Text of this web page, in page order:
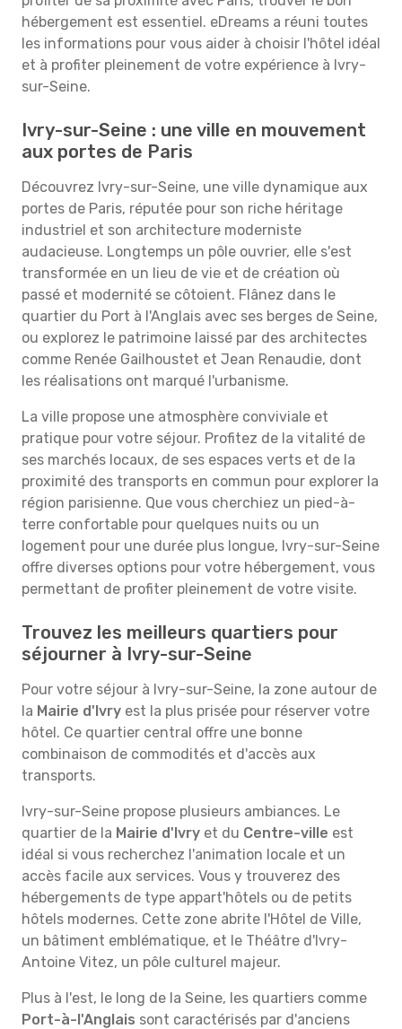
hébergement est essentiel. eDreams a réuni toutes
les informations pour vous aider à choisir l'hôtel idéal
et à profiter pleinement de votre expérience à Ivry-
sur-Seine.
Ivry-sur-Seine : une ville en mouvement
aux portes de Paris
Découvrez Ivry-sur-Seine, une ville dynamique aux
portes de Paris, réputée pour son riche héritage
industriel et son architecture moderniste
audacieuse. Longtemps un pôle ouvrier, elle s'est
transformée en un lieu de vie et de création où
passé et modernité se côtoient. Flânez dans le
quartier du Port à l'Anglais avec ses berges de Seine,
ou explorez le patrimoine laissé par des architectes
comme Renée Gailhoustet et Jean Renaudie, dont
les réalisations ont marqué l'urbanisme.
La ville propose une atmosphère conviviale et
pratique pour votre séjour. Profitez de la vitalité de
ses marchés locaux, de ses espaces verts et de la
proximité des transports en commun pour explorer la
région parisienne. Que vous cherchiez un pied-à-
terre confortable pour quelques nuits ou un
logement pour une durée plus longue, Ivry-sur-Seine
offre diverses options pour votre hébergement, vous
permettant de profiter pleinement de votre visite.
Trouvez les meilleurs quartiers pour
séjourner à Ivry-sur-Seine
Pour votre séjour à Ivry-sur-Seine, la zone autour de
la Mairie d'Ivry est la plus prisée pour réserver votre
hôtel. Ce quartier central offre une bonne
combinaison de commodités et d'accès aux
transports.
Ivry-sur-Seine propose plusieurs ambiances. Le
quartier de la Mairie d'Ivry et du Centre-ville est
idéal si vous recherchez l'animation locale et un
accès facile aux services. Vous y trouverez des
hébergements de type appart'hôtels ou de petits
hôtels modernes. Cette zone abrite l'Hôtel de Ville,
un bâtiment emblématique, et le Théâtre d'Ivry-
Antoine Vitez, un pôle culturel majeur.
Plus à l'est, le long de la Seine, les quartiers comme
Port-à-l'Anglais sont caractérisés par d'anciens